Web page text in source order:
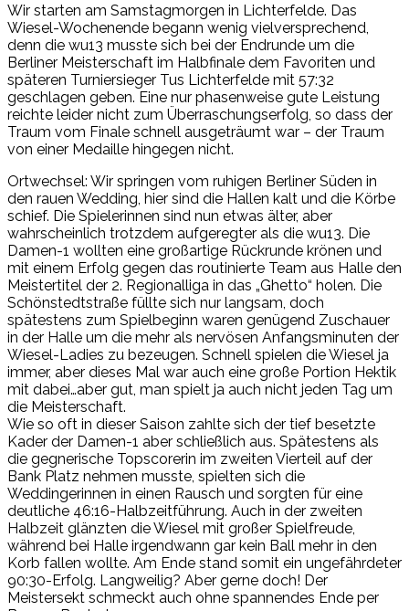
Wir starten am Samstagmorgen in Lichterfelde. Das
Wiesel-Wochenende begann wenig vielversprechend,
denn die wu13 musste sich bei der Endrunde um die
Berliner Meisterschaft im Halbfinale dem Favoriten und
späteren Turniersieger Tus Lichterfelde mit 57:32
geschlagen geben. Eine nur phasenweise gute Leistung
reichte leider nicht zum Überraschungserfolg, so dass der
Traum vom Finale schnell ausgeträumt war – der Traum
von einer Medaille hingegen nicht.
Ortwechsel: Wir springen vom ruhigen Berliner Süden in
den rauen Wedding, hier sind die Hallen kalt und die Körbe
schief. Die Spielerinnen sind nun etwas älter, aber
wahrscheinlich trotzdem aufgeregter als die wu13. Die
Damen-1 wollten eine großartige Rückrunde krönen und
mit einem Erfolg gegen das routinierte Team aus Halle den
Meistertitel der 2. Regionalliga in das „Ghetto“ holen. Die
Schönstedtstraße füllte sich nur langsam, doch
spätestens zum Spielbeginn waren genügend Zuschauer
in der Halle um die mehr als nervösen Anfangsminuten der
Wiesel-Ladies zu bezeugen. Schnell spielen die Wiesel ja
immer, aber dieses Mal war auch eine große Portion Hektik
mit dabei…aber gut, man spielt ja auch nicht jeden Tag um
die Meisterschaft.
Wie so oft in dieser Saison zahlte sich der tief besetzte
Kader der Damen-1 aber schließlich aus. Spätestens als
die gegnerische Topscorerin im zweiten Vierteil auf der
Bank Platz nehmen musste, spielten sich die
Weddingerinnen in einen Rausch und sorgten für eine
deutliche 46:16-Halbzeitführung. Auch in der zweiten
Halbzeit glänzten die Wiesel mit großer Spielfreude,
während bei Halle irgendwann gar kein Ball mehr in den
Korb fallen wollte. Am Ende stand somit ein ungefährdeter
90:30-Erfolg. Langweilig? Aber gerne doch! Der
Meistersekt schmeckt auch ohne spannendes Ende per